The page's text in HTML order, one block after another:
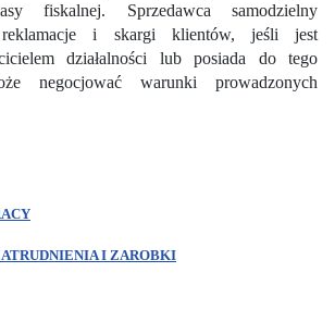
fiskalnej. Sprzedawca samodzielny
i skargi klientów, jeśli jest
działalności lub posiada do tego
negocjować warunki prowadzonych
I ZAROBKI